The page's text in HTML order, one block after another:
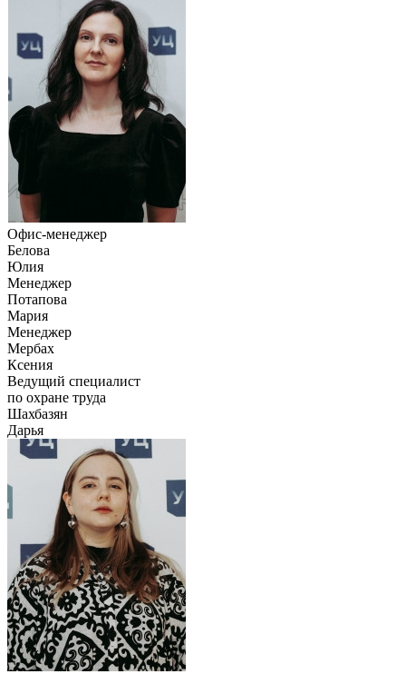
Офис-менеджер
Белова
Юлия
Менеджер
Потапова
Мария
Менеджер
Мербах
Ксения
Ведущий специалист
по охране труда
Шахбазян
Дарья